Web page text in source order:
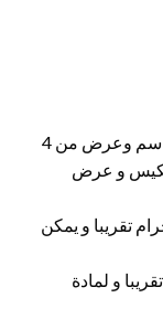
حجم الكيس طول الكيس من 5 سم الي 20 سم وعرض من 4
الكيس و عرض
المواد التي تعبأ من 5 جرام حتي 250 جرام تقريبا و يمكن
/ دقيقة تقريبا و لمادة